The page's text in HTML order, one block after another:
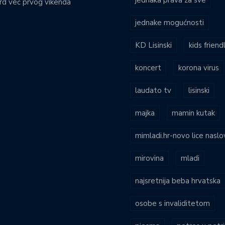
jednake mogućnosti
KD Lisinski kids
koncert korona virus
laudato tv lisinski
majka mamin kutak
mimladi.hr-novo lice
mirovina mladi
najsretnija beba hrvatska
osobe s invaliditetom